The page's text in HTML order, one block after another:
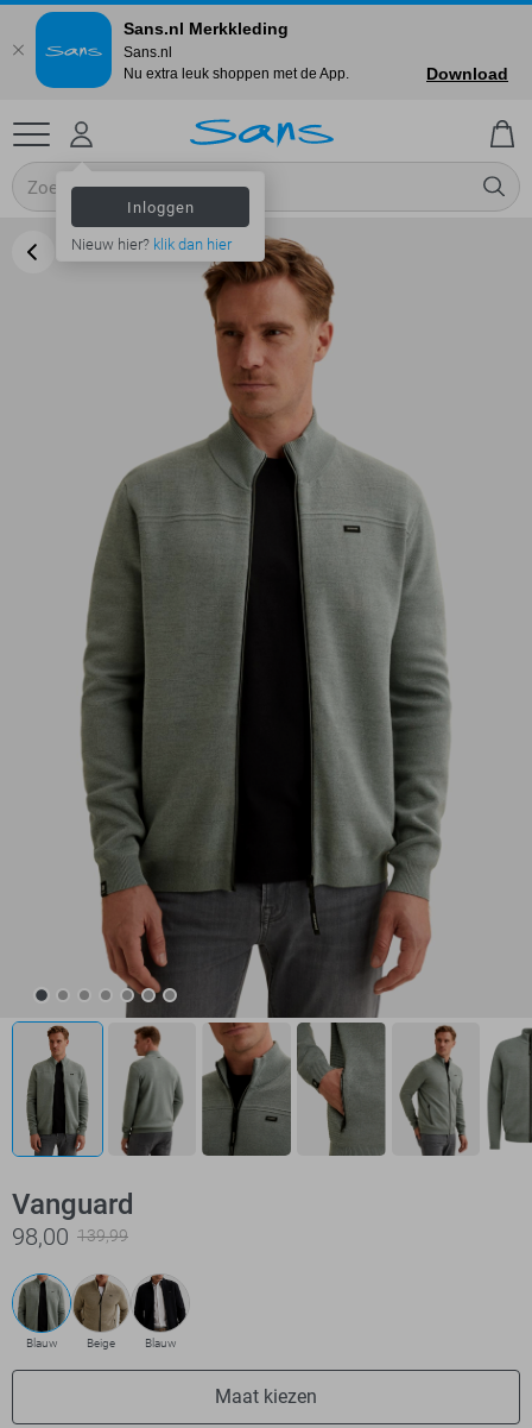
Inloggen
Nieuw hier? klik dan hier
Vanguard
98,00 139,99
Blauw Beige Blauw
Maat kiezen
Sans.nl Merkkleding
Sans.nl
Nu extra leuk shoppen met de App.
Download